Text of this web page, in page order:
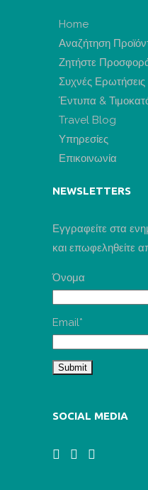
Home
Αναζήτηση
Ζητήστε
Συχνές Ερωτήσεις
Έντυπα &
Travel Blog
Υπηρεσίες
Επικοινωνία
NEWSLETTERS
Εγγραφείτε στα
και επωφεληθείτε
Όνομα
Email*
SOCIAL MEDIA